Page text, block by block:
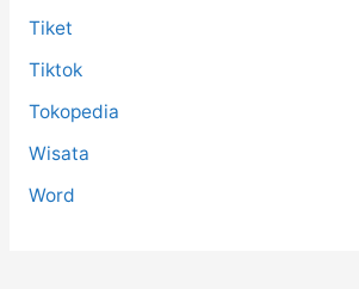
Tiket
Tiktok
Tokopedia
Wisata
Word